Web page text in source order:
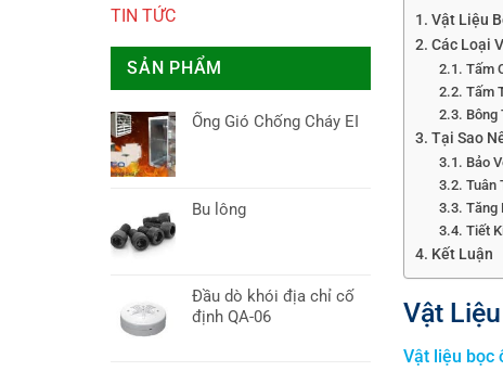
TIN TỨC
SẢN PHẨM
Ống Gió Chống Cháy EI
Bu lông
Đầu dò khói địa chỉ cố
định QA-06
Vật Liệu
Các Loại
Tấm
Tấm
Bông
Tại Sao
Bảo
Tuân
Tăng
Tiết
Kết Luận
Vật
Vật liệu bọc